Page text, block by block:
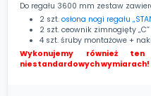
Do regału 3600 mm zestaw
2 szt.osłona nogi regału
2 szt. ceownik zimnogięty
4 szt. śruby montażowe +
Wykonujemy również
niestandardowych wymiarach!